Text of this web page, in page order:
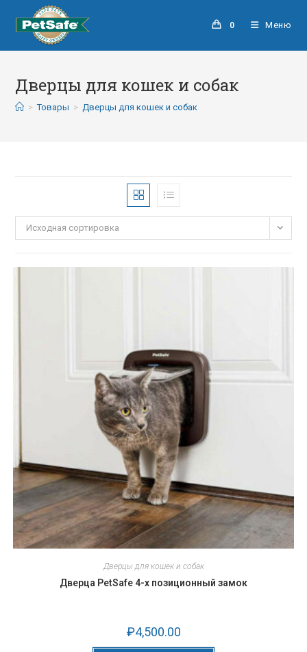
0 Меню
Дверцы для кошек и собак
> Товары > Дверцы для кошек и собак
Исходная сортировка
Дверцы для кошек и собак
Дверца PetSafe 4-х позиционный замок
₽4,500.00